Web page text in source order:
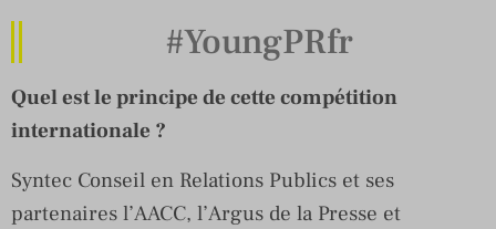
#YoungPRfr
Quel est le principe de cette compétition
internationale ?
Syntec Conseil en Relations Publics et ses
partenaires l’AACC, l’Argus de la Presse et